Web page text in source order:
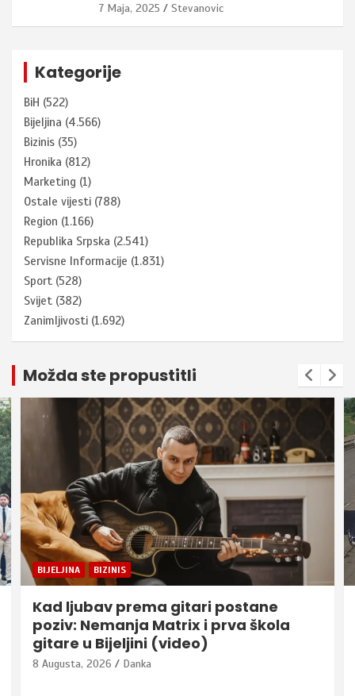
7 Maja, 2025 Stevanovic
Kategorije
BiH (522)
Bijeljina (4.566)
Bizinis (35)
Hronika (812)
Marketing (1)
Ostale vijesti (788)
Region (1.166)
Republika Srpska (2.541)
Servisne Informacije (1.831)
Sport (528)
Svijet (382)
Zanimljivosti (1.692)
Možda ste propustitli
BIJELJINA BIZINIS
Kad ljubav prema gitari postane
poziv: Nemanja Matrix i prva škola
gitare u Bijeljini (video)
8 Augusta, 2026 Danka